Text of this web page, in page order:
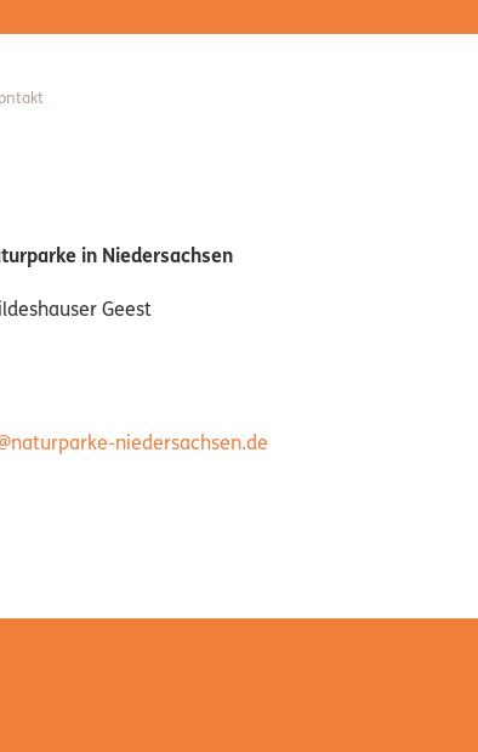
in Niedersachsen
Geest
niedersachsen.de